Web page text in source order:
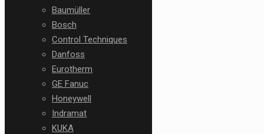
Baumüller
Bosch
Control Techniques
Danfoss
Eurotherm
GE Fanuc
Honeywell
Indramat
KUKA